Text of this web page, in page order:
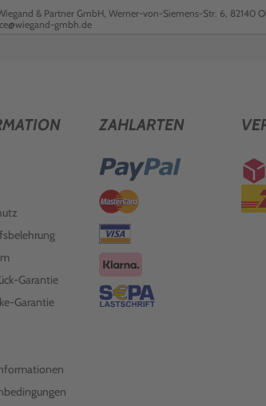
& Partner GmbH, Werner-von-Siemens-Str. 6, 82140
gmbh.de
Garantie
Garantie
ZAHLARTEN